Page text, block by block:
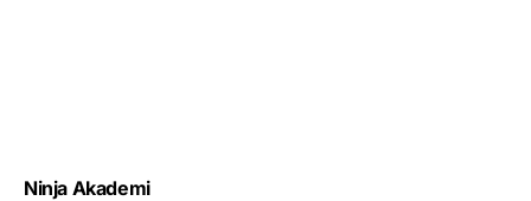
Ninja Akademi